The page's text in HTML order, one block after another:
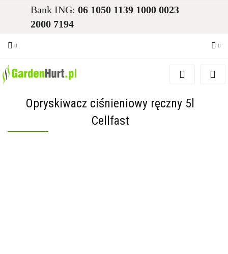
Bank ING: 06 1050 1139 1000 0023
2000 7194
Zaloguj się
Dodaj zgłoszenie
Opryskiwacz ciśnieniowy ręczny 5l
Cellfast